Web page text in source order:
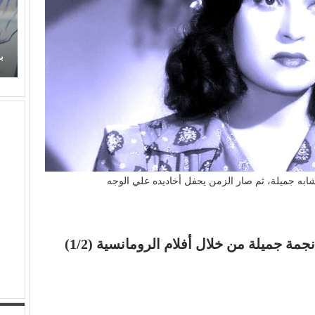
جميلة، ثم صار الزمن يحفل أخاديده علي الوجه
جميلة من خلال أفلام الرومانسية (1/2)
برتقان (الأبنودي) وفراولة مصطفى حدوتة!